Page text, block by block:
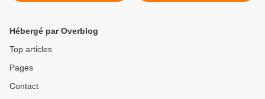
Hébergé par Overblog
Top articles
Pages
Contact